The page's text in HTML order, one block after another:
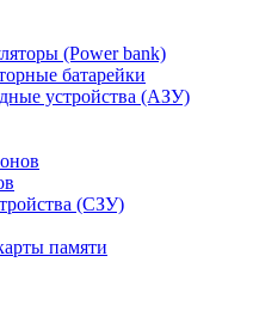
(Power bank)
батарейки
устройства (АЗУ)
(СЗУ)
памяти